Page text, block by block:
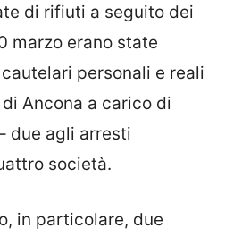
di rifiuti a seguito dei
marzo erano state
personali e reali
Ancona a carico di
due agli arresti
società.
in particolare, due